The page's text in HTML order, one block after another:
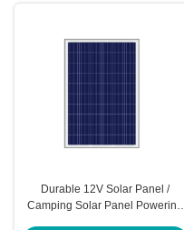
Durable 12V Solar Panel /
Camping Solar Panel Powering